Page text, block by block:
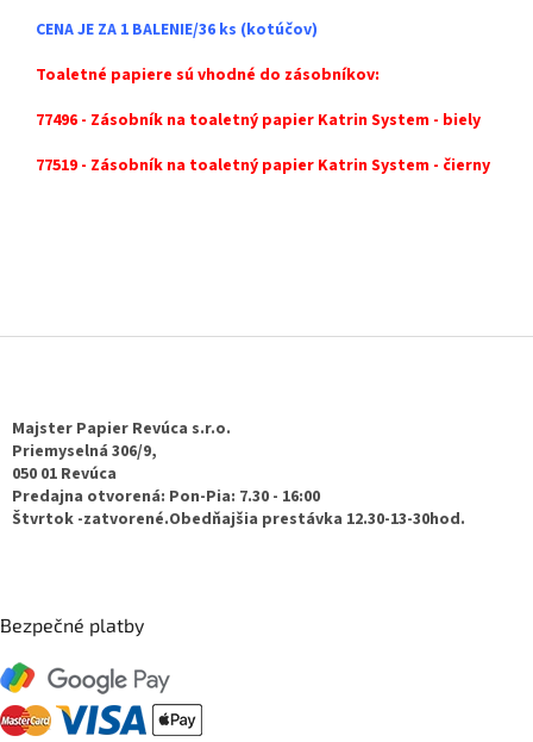
CENA JE ZA 1 BALENIE/36 ks (kotúčov)
Toaletné papiere sú vhodné do zásobníkov:
77496 - Zásobník na toaletný papier Katrin System - biely
77519 - Zásobník na toaletný papier Katrin System - čierny
Majster Papier Revúca s.r.o.
Priemyselná 306/9,
050 01 Revúca
Predajna otvorená: Pon-Pia: 7.30 - 16:00
Štvrtok -zatvorené.Obedňajšia prestávka 12.30-13-30hod.
Bezpečné platby